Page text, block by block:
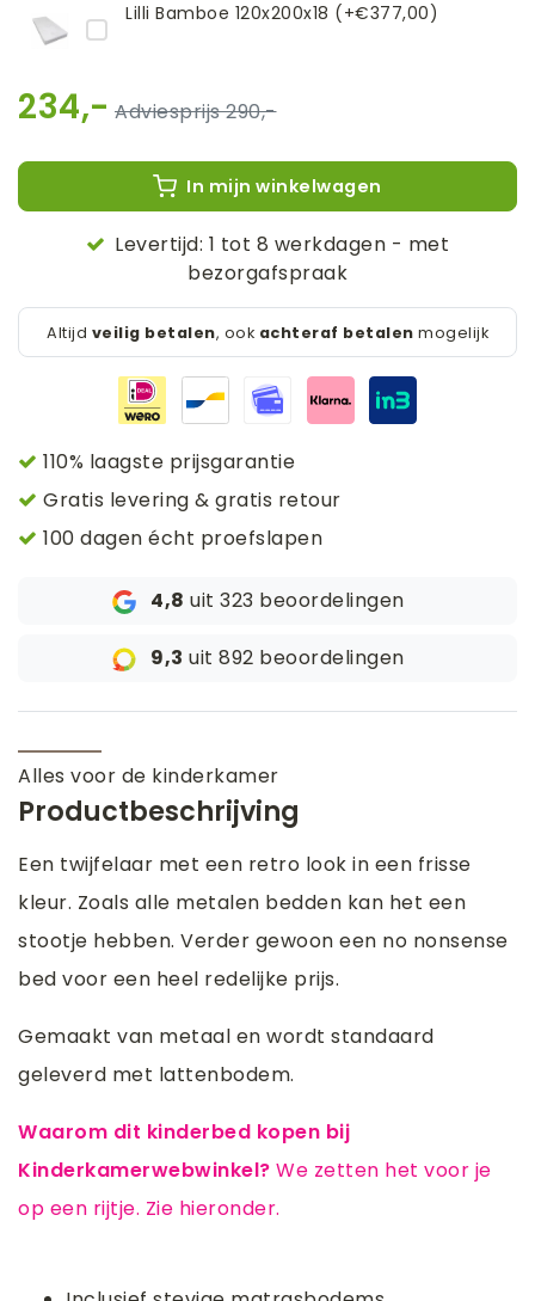
Lilli Bamboe 120x200x18 (+€377,00)
234,- 290,-
In mijn winkelwagen
Levertijd: 1 tot 8 werkdagen - met
bezorgafspraak
Altijd veilig betalen, ook achteraf betalen mogelijk
110% laagste prijsgarantie
Gratis levering & gratis retour
100 dagen écht proefslapen
4,8 uit 323 beoordelingen
9,3 uit 892 beoordelingen
Alles voor de kinderkamer
Productbeschrijving
Een twijfelaar met een retro look in een frisse
kleur. Zoals alle metalen bedden kan het een
stootje hebben. Verder gewoon een no nonsense
bed voor een heel redelijke prijs.
Gemaakt van metaal en wordt standaard
geleverd met lattenbodem.
Waarom dit kinderbed kopen bij
Kinderkamerwebwinkel? We zetten het voor je
op een rijtje. Zie hieronder.